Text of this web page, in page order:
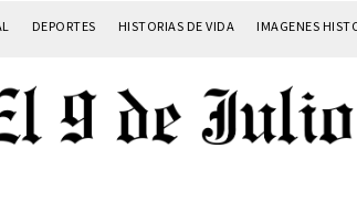
DEPORTES HISTORIAS DE VIDA IMAGENES